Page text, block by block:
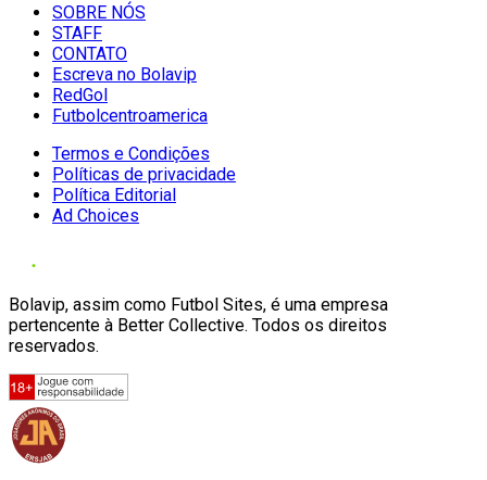
SOBRE NÓS
STAFF
CONTATO
Escreva no Bolavip
RedGol
Futbolcentroamerica
Termos e Condições
Políticas de privacidade
Política Editorial
Ad Choices
Bolavip, assim como Futbol Sites, é uma empresa
pertencente à Better Collective. Todos os direitos
reservados.